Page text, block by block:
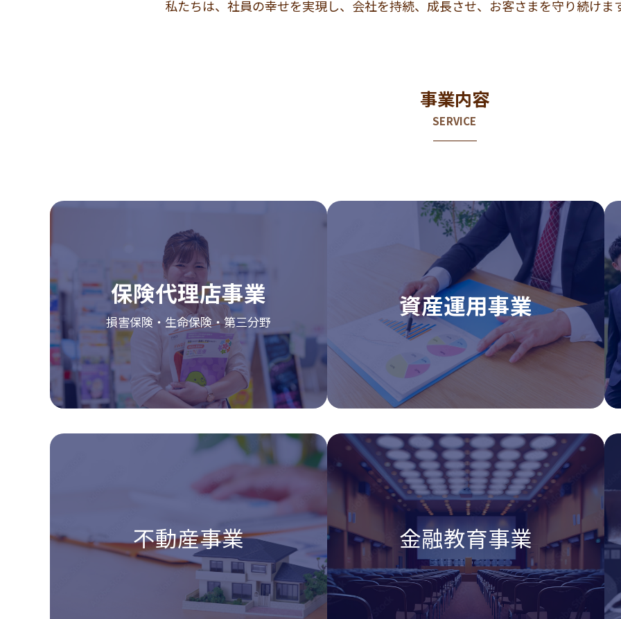
私たちは、社員の幸せを実現し、会社を持続、成長させ、お客さまを守り続けま
事業内容
SERVICE
保険代理店事業
損害保険・生命保険・第三分野
資産運用事業
不動産事業 金融教育事業